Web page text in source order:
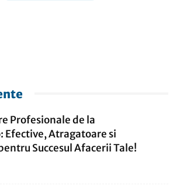
Profesionale de la
Efective, Atragatoare si
Succesul Afacerii Tale!